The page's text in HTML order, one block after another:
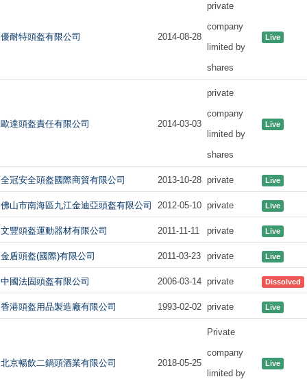
優耐特頭盔有限公司 2014-08-28
private
company
limited by
shares
Live
歐達頭盔責任有限公司 2014-03-03
private
company
limited by
shares
Live
全冠安全頭盔國際商貿有限公司 2013-10-28 private Live
佛山市南海區九江金迪亞頭盔有限公司 2012-05-10 private Live
文豐頭盔運動器材有限公司 2011-11-11 private Live
金盾頭盔(國際)有限公司 2011-03-23 private Live
中國法固頭盔有限公司 2006-03-14 private Dissolved
香港頭盔用品製造廠有限公司 1993-02-02 private Live
北京暢飲二鍋頭酒業有限公司 2018-05-25
Private
company
limited by
Live